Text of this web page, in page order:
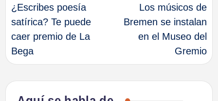
de
entradas
¿Escribes poesía
satírica? Te puede
caer premio de La
Bega
Los músicos de
Bremen se instalan
en el Museo del
Gremio